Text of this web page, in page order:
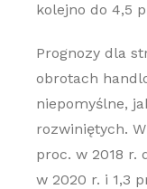
kolejno do 4,5
Prognozy dla
obrotach
niepomyślne,
rozwiniętych.
proc. w 2018 r.
w 2020 r. i 1,3